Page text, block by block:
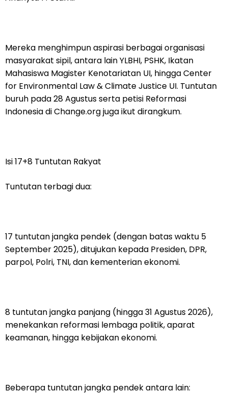
Mereka menghimpun aspirasi berbagai organisasi
masyarakat sipil, antara lain YLBHI, PSHK, Ikatan
Mahasiswa Magister Kenotariatan UI, hingga Center
for Environmental Law & Climate Justice UI. Tuntutan
buruh pada 28 Agustus serta petisi Reformasi
Indonesia di Change.org juga ikut dirangkum.
Isi 17+8 Tuntutan Rakyat
Tuntutan terbagi dua:
17 tuntutan jangka pendek (dengan batas waktu 5
September 2025), ditujukan kepada Presiden, DPR,
parpol, Polri, TNI, dan kementerian ekonomi.
8 tuntutan jangka panjang (hingga 31 Agustus 2026),
menekankan reformasi lembaga politik, aparat
keamanan, hingga kebijakan ekonomi.
Beberapa tuntutan jangka pendek antara lain: